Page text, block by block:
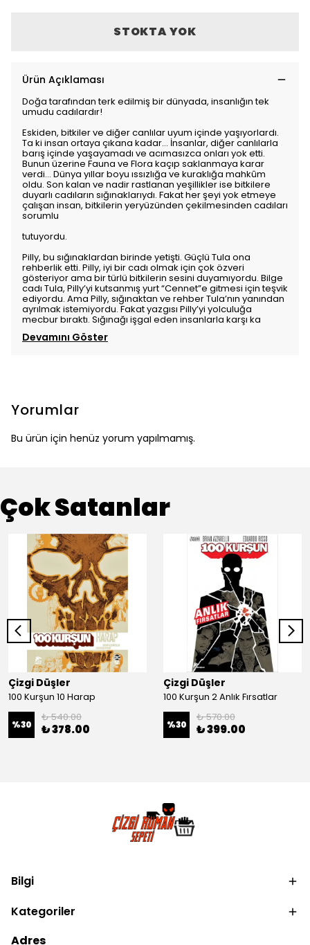
STOKTA YOK
Ürün Açıklaması
Doğa tarafından terk edilmiş bir dünyada, insanlığın tek
umudu cadılardır!
Eskiden, bitkiler ve diğer canlılar uyum içinde yaşıyorlardı.
Ta ki insan ortaya çıkana kadar… İnsanlar, diğer canlılarla
barış içinde yaşayamadı ve acımasızca onları yok etti.
Bunun üzerine Fauna ve Flora kaçıp saklanmaya karar
verdi… Dünya yıllar boyu ıssızlığa ve kuraklığa mahkûm
oldu. Son kalan ve nadir rastlanan yeşillikler ise bitkilere
duyarlı cadıların sığınaklarıydı. Fakat her şeyi yok etmeye
çalışan insan, bitkilerin yeryüzünden çekilmesinden cadıları
sorumlu
tutuyordu.
Pilly, bu sığınaklardan birinde yetişti. Güçlü Tula ona
rehberlik etti. Pilly, iyi bir cadı olmak için çok özveri
gösteriyor ama bir türlü bitkilerin sesini duyamıyordu. Bilge
cadı Tula, Pilly’yi kutsanmış yurt “Cennet”e gitmesi için teşvik
ediyordu. Ama Pilly, sığınaktan ve rehber Tula’nın yanından
ayrılmak istemiyordu. Fakat yazgısı Pilly’yi yolculuğa
mecbur bıraktı. Sığınağı işgal eden insanlarla karşı ka
Devamını Göster
Yorumlar
Bu ürün için henüz yorum yapılmamış.
Çok Satanlar
Çizgi Düşler
100 Kurşun 10 Harap
%30
₺ 540.00
₺ 378.00
Çizgi Düşler
100 Kurşun 2 Anlık Fırsatlar
%30
₺ 570.00
₺ 399.00
Bilgi
Kategoriler
Adres